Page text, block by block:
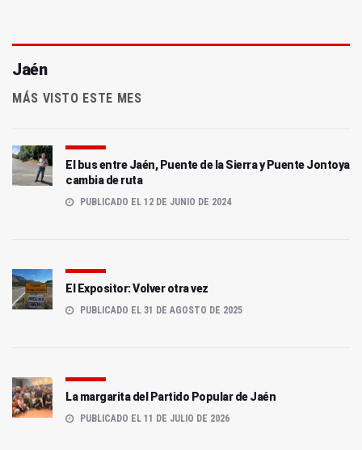
Jaén
MÁS VISTO ESTE MES
El bus entre Jaén, Puente de la Sierra y Puente Jontoya
cambia de ruta
PUBLICADO EL 12 DE JUNIO DE 2024
El Expositor: Volver otra vez
PUBLICADO EL 31 DE AGOSTO DE 2025
La margarita del Partido Popular de Jaén
PUBLICADO EL 11 DE JULIO DE 2026